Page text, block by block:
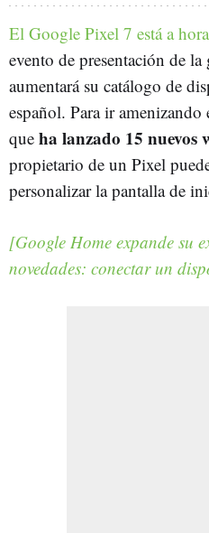
El Google Pixel 7 está a
evento de presentación de
aumentará su catálogo de
español. Para ir amenizando
que ha lanzado 15 nuevos
propietario de un Pixel
personalizar la pantalla de
[Google Home expande su
novedades: conectar un